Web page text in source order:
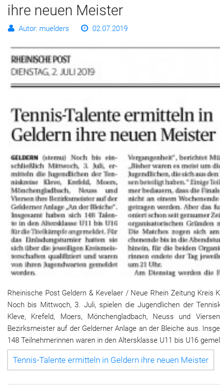
ihre neuen Meister
Autor: muelders 02.07.2019
Rheinische Post Geldern & Kevelaer / Neue Rhein Zeitung Kreis
Noch bis Mittwoch, 3. Juli, spielen die Jugendlichen der
Kleve, Krefeld, Moers, Mönchengladbach, Neuss und
Bezirksmeister auf der Gelderner Anlage an der Bleiche aus.
148 Teilnehmerinnen waren in den Altersklasse U11 bis U16
Tennis-Talente ermitteln in Geldern ihre neuen Meister